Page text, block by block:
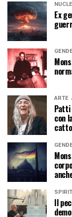
Ex
ARTE
Patti
con
Il